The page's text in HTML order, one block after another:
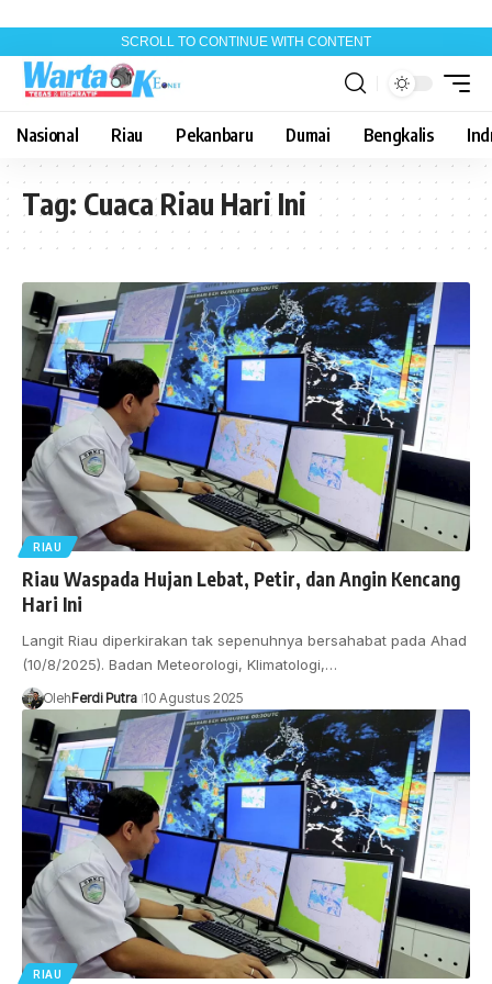
SCROLL TO CONTINUE WITH CONTENT
Nasional Riau Pekanbaru Dumai Bengkalis
Tag: Cuaca Riau Hari Ini
RIAU
Riau Waspada Hujan Lebat, Petir, dan Angin Kencang
Hari Ini
Langit Riau diperkirakan tak sepenuhnya bersahabat pada Ahad
(10/8/2025). Badan Meteorologi, Klimatologi,…
OlehFerdi Putra 10 Agustus 2025
RIAU